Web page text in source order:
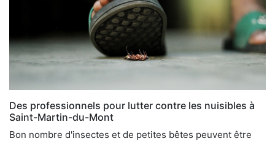
Des professionnels pour lutter contre les nuisibles à
Saint-Martin-du-Mont
Bon nombre d'insectes et de petites bêtes peuvent être